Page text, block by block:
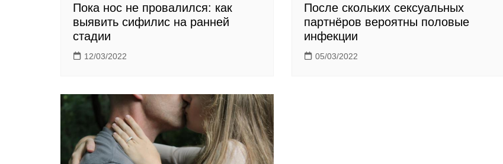
Пока нос не провалился: как
выявить сифилис на ранней
стадии
12/03/2022
После скольких сексуальных
партнёров вероятны половые
инфекции
05/03/2022